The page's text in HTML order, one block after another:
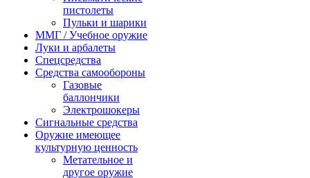
пистолеты
Пульки и шарики
ММГ / Учебное оружие
Луки и арбалеты
Спецсредства
Средства самообороны
Газовые
баллончики
Электрошокеры
Сигнальные средства
Оружие имеющее
культурную ценность
Метательное и
другое оружие